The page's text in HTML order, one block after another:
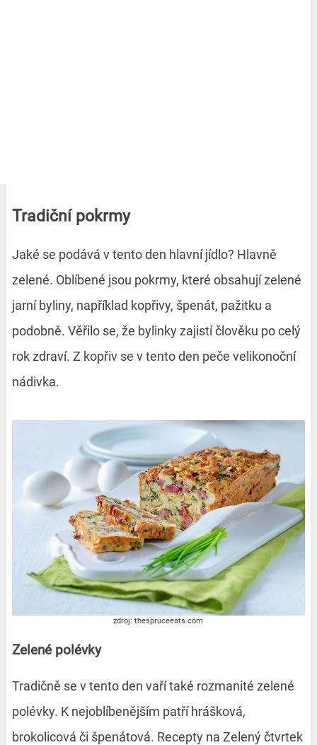
Tradiční pokrmy
Jaké se podává v tento den hlavní jídlo? Hlavně
zelené. Oblíbené jsou pokrmy, které obsahují zelené
jarní byliny, například kopřivy, špenát, pažitku a
podobně. Věřilo se, že bylinky zajistí člověku po celý
rok zdraví. Z kopřiv se v tento den peče velikonoční
nádivka.
zdroj: thespruceeats.com
Zelené polévky
Tradičně se v tento den vaří také rozmanité zelené
polévky. K nejoblíbenějším patří hrášková,
brokolicová či špenátová. Recepty na Zelený čtvrtek